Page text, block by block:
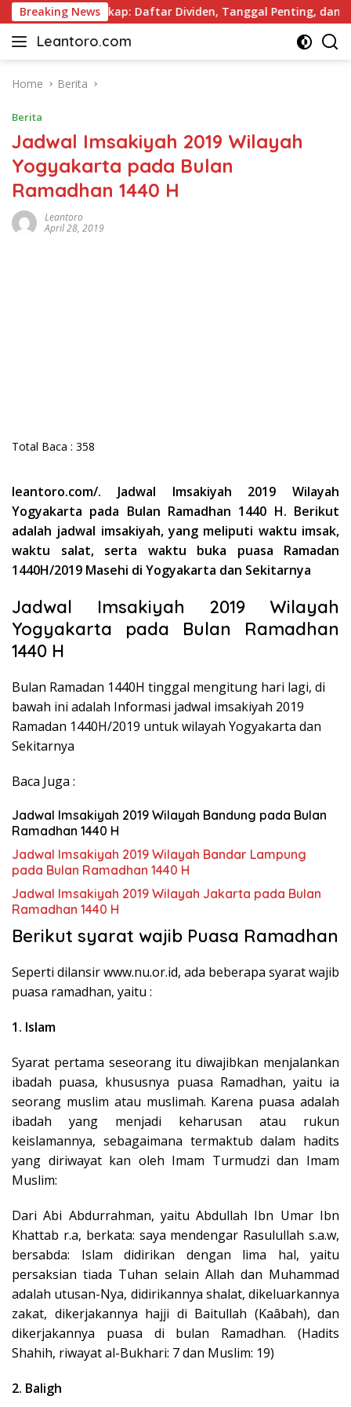
Skip
to
content
Breaking News
Mei 2026 Lengkap: Daftar Dividen, Tanggal Penting, dan
Leantoro.com
Jasa
Artikel,
dan
Digital
Marketing
–
Ciptakan
Membangun
Citra
Home Berita
Berita
Jadwal Imsakiyah 2019 Wilayah
Yogyakarta pada Bulan
Ramadhan 1440 H
Leantoro
April 28, 2019
Total Baca : 358
leantoro.com/. Jadwal Imsakiyah 2019 Wilayah
Yogyakarta pada Bulan Ramadhan 1440 H. Berikut
adalah jadwal imsakiyah, yang meliputi waktu imsak,
waktu salat, serta waktu buka puasa Ramadan
1440H/2019 Masehi di Yogyakarta dan Sekitarnya
Jadwal Imsakiyah 2019 Wilayah
Yogyakarta pada Bulan Ramadhan
1440 H
Bulan Ramadan 1440H tinggal mengitung hari lagi, di
bawah ini adalah Informasi jadwal imsakiyah 2019
Ramadan 1440H/2019 untuk wilayah Yogyakarta dan
Sekitarnya
Baca Juga :
Jadwal Imsakiyah 2019 Wilayah Bandung pada Bulan
Ramadhan 1440 H
Jadwal Imsakiyah 2019 Wilayah Bandar Lampung
pada Bulan Ramadhan 1440 H
Jadwal Imsakiyah 2019 Wilayah Jakarta pada Bulan
Ramadhan 1440 H
Berikut syarat wajib Puasa Ramadhan
Seperti dilansir www.nu.or.id, ada beberapa syarat wajib
puasa ramadhan, yaitu :
1. Islam
Syarat pertama seseorang itu diwajibkan menjalankan
ibadah puasa, khususnya puasa Ramadhan, yaitu ia
seorang muslim atau muslimah. Karena puasa adalah
ibadah yang menjadi keharusan atau rukun
keislamannya, sebagaimana termaktub dalam hadits
yang diriwayat kan oleh Imam Turmudzi dan Imam
Muslim:
Dari Abi Abdurrahman, yaitu Abdullah Ibn Umar Ibn
Khattab r.a, berkata: saya mendengar Rasulullah s.a.w,
bersabda: Islam didirikan dengan lima hal, yaitu
persaksian tiada Tuhan selain Allah dan Muhammad
adalah utusan-Nya, didirikannya shalat, dikeluarkannya
zakat, dikerjakannya hajji di Baitullah (Kaâbah), dan
dikerjakannya puasa di bulan Ramadhan. (Hadits
Shahih, riwayat al-Bukhari: 7 dan Muslim: 19)
2. Baligh